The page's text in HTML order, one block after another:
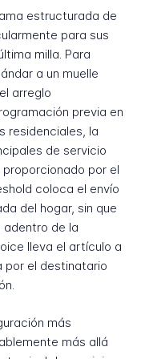
estructurada de
para sus
milla. Para
a un muelle
arreglo
previa en
residenciales, la
de servicio
por el
coloca el envío
del hogar, sin que
de la
lleva el artículo a
por el destinatario
más
más allá